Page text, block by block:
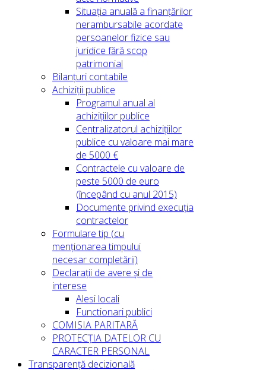
Situația anuală a finanțărilor
nerambursabile acordate
persoanelor fizice sau
juridice fără scop
patrimonial
Bilanțuri contabile
Achiziții publice
Programul anual al
achizițiilor publice
Centralizatorul achizițiilor
publice cu valoare mai mare
de 5000 €
Contractele cu valoare de
peste 5000 de euro
(începând cu anul 2015)
Documente privind execuția
contractelor
Formulare tip (cu
menționarea timpului
necesar completării)
Declarații de avere și de
interese
Alesi locali
Functionari publici
COMISIA PARITARĂ
PROTECȚIA DATELOR CU
CARACTER PERSONAL
Transparență decizională